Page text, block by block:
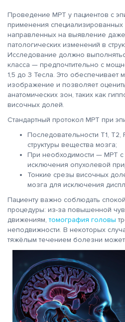
Проведение МРТ у пациентов с
применения специализированных
направленных на выявление
патологических изменений в
Исследование должно
класса — предпочтительно с
1,5 до 3 Тесла. Это обеспечивает
изображение и позволяет
анатомических зон, таких как
височных долей.
Стандартный протокол МРТ при
Последовательности T1, T2,
структуры вещества мозга;
При необходимости — МРТ с
исключения опухолевой
Тонкие срезы височных
мозга для исключения
Пациенту важно соблюдать
процедуры: из-за повышенной
движениям, томография головы
неподвижности. В некоторых
тяжёлым течением болезни может